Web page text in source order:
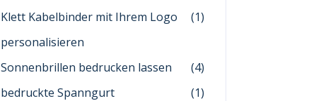
Klett Kabelbinder mit Ihrem Logo
personalisieren
(1)
Sonnenbrillen bedrucken lassen
(4)
bedruckte Spanngurt
(1)